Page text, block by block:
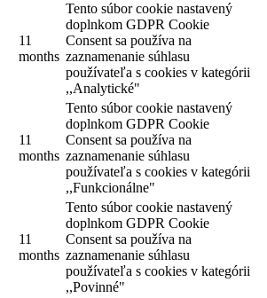
11
months
Tento súbor cookie nastavený
doplnkom GDPR Cookie
Consent sa používa na
zaznamenanie súhlasu
používateľa s cookies v kategórii
,,Analytické"
11
months
Tento súbor cookie nastavený
doplnkom GDPR Cookie
Consent sa používa na
zaznamenanie súhlasu
používateľa s cookies v kategórii
,,Funkcionálne"
11
months
Tento súbor cookie nastavený
doplnkom GDPR Cookie
Consent sa používa na
zaznamenanie súhlasu
používateľa s cookies v kategórii
,,Povinné"